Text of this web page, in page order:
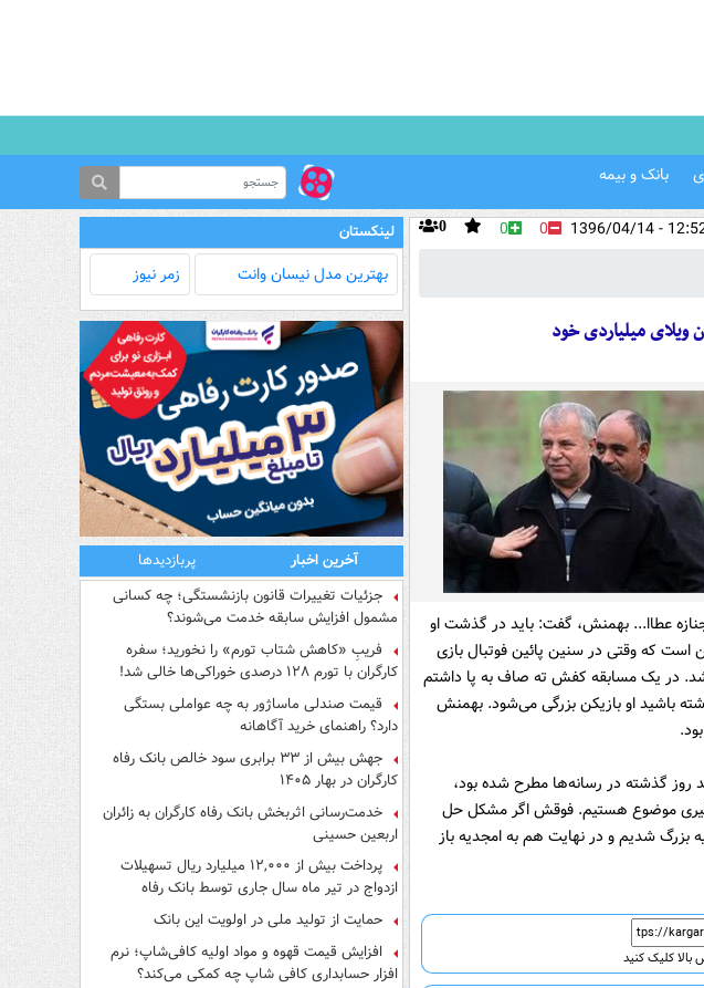
بانک و بیمه
0 0 0
12:52 - 1396/
میلیاردی خود
عطاا... بهمنش، گفت:‌ باید در گذشت او
است که وقتی در سنین پائین فوتبال بازی
در یک مسابقه کفش ته صاف به پا داشتم
باشید او بازیکن بزرگی می‌شود. بهمنش
گذشته در رسانه‌ها مطرح شده بود،
موضوع هستیم. فوقش اگر مشکل حل
بزرگ شدیم و در نهایت هم به امجدیه باز
بالا کلیک کنید
لینکستان
بهترین مدل‌ نیسان وانت زمر نیوز
آخرین اخبار
پربازدیدها
جزئیات تغییرات قانون بازنشستگی؛ چه کسانی
مشمول افزایش سابقه خدمت می‌شوند؟
فریبِ «کاهش شتاب تورم» را نخورید؛ سفره
کارگران با تورم ۱۲۸ درصدی خوراکی‌ها خالی شد!
قیمت صندلی ماساژور به چه عواملی بستگی
دارد؟ راهنمای خرید آگاهانه
جهش بیش از ۳۳ برابری سود خالص بانک رفاه
کارگران در بهار ۱۴۰۵
خدمت‌رسانی اثربخش بانک رفاه کارگران به زائران
اربعین حسینی
پرداخت بیش از ۱۲,۰۰۰ میلیارد ریال تسهیلات
ازدواج در تیر ماه سال جاری توسط بانک رفاه
کارگران
حمایت از تولید ملی در اولویت این بانک
افزایش قیمت قهوه و مواد اولیه کافی‌شاپ؛ نرم
افزار حسابداری کافی شاپ چه کمکی می‌کند؟